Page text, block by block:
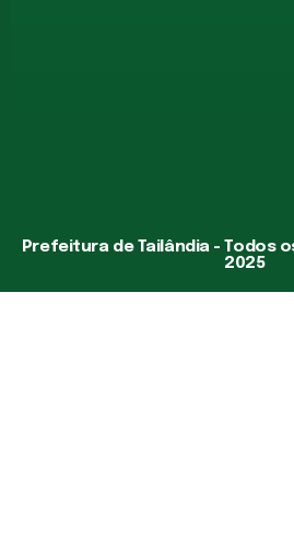
Prefeitura de Tailândia - Todos
2025